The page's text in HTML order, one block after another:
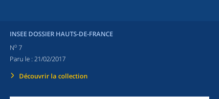
INSEE DOSSIER HAUTS-DE-FRANCE
No 7
Paru le : 21/02/2017
Découvrir la collection